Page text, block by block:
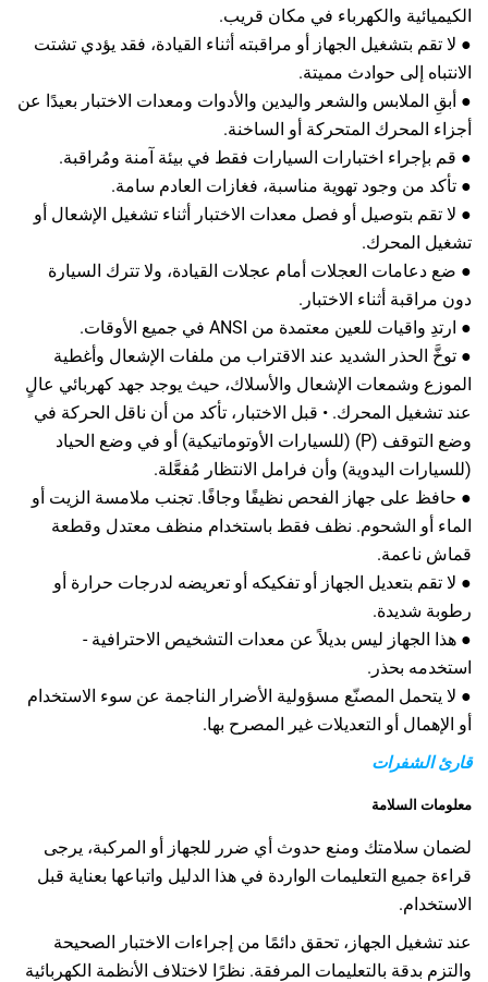
الكيميائية والكهرباء في مكان قريب.
● لا تقم بتشغيل الجهاز أو مراقبته أثناء القيادة، فقد يؤدي تشتت
الانتباه إلى حوادث مميتة.
● أبقِ الملابس والشعر واليدين والأدوات ومعدات الاختبار بعيدًا عن
أجزاء المحرك المتحركة أو الساخنة.
● قم بإجراء اختبارات السيارات فقط في بيئة آمنة ومُراقبة.
● تأكد من وجود تهوية مناسبة، فغازات العادم سامة.
● لا تقم بتوصيل أو فصل معدات الاختبار أثناء تشغيل الإشعال أو
تشغيل المحرك.
● ضع دعامات العجلات أمام عجلات القيادة، ولا تترك السيارة
دون مراقبة أثناء الاختبار.
● ارتدِ واقيات للعين معتمدة من ANSI في جميع الأوقات.
● توخَّ الحذر الشديد عند الاقتراب من ملفات الإشعال وأغطية
الموزع وشمعات الإشعال والأسلاك، حيث يوجد جهد كهربائي عالٍ
عند تشغيل المحرك. • قبل الاختبار، تأكد من أن ناقل الحركة في
وضع التوقف (P) (للسيارات الأوتوماتيكية) أو في وضع الحياد
(للسيارات اليدوية) وأن فرامل الانتظار مُفعَّلة.
● حافظ على جهاز الفحص نظيفًا وجافًا. تجنب ملامسة الزيت أو
الماء أو الشحوم. نظف فقط باستخدام منظف معتدل وقطعة
قماش ناعمة.
● لا تقم بتعديل الجهاز أو تفكيكه أو تعريضه لدرجات حرارة أو
رطوبة شديدة.
● هذا الجهاز ليس بديلاً عن معدات التشخيص الاحترافية -
استخدمه بحذر.
● لا يتحمل المصنّع مسؤولية الأضرار الناجمة عن سوء الاستخدام
أو الإهمال أو التعديلات غير المصرح بها.
قارئ الشفرات
معلومات السلامة
لضمان سلامتك ومنع حدوث أي ضرر للجهاز أو المركبة، يرجى
قراءة جميع التعليمات الواردة في هذا الدليل واتباعها بعناية قبل
الاستخدام.
عند تشغيل الجهاز، تحقق دائمًا من إجراءات الاختبار الصحيحة
والتزم بدقة بالتعليمات المرفقة. نظرًا لاختلاف الأنظمة الكهربائية